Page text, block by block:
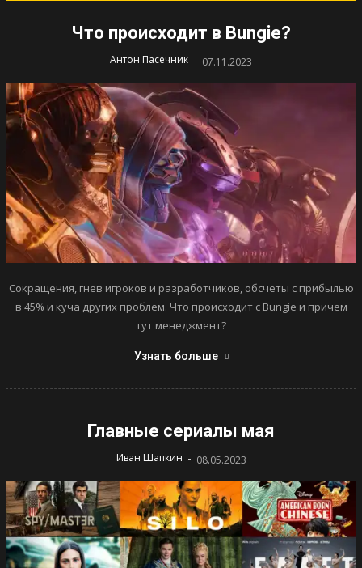
Что происходит в Bungie?
Антон Пасечник - 07.11.2023
Сокращения, гнев игроков и разработчиков, обсчеты с прибылью
в 45% и куча других проблем. Что происходит с Bungie и причем
тут менеджмент?
Узнать больше
Главные сериалы мая
Иван Шапкин - 08.05.2023